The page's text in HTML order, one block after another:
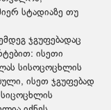
სტადიაზე თუ
ჯგუფებადაც
ისეთი
სისოცოცხლის
ისეთ ჯგუფებად
სიცოცხლის